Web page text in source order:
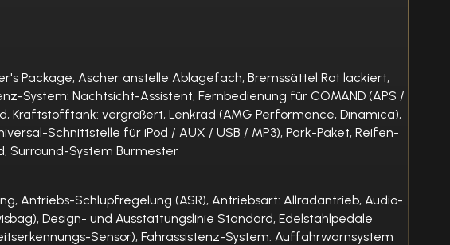
Package, Ascher anstelle Ablagefach, Bremssättel Rot lackiert,
System: Nachtsicht-Assistent, Fernbedienung für COMAND (APS /
Kraftstofftank: vergrößert, Lenkrad (AMG Performance, Dinamica),
Schnittstelle für iPod / AUX / USB / MP3), Park-Paket, Reifen-
Surround-System Burmester
Antriebs-Schlupfregelung (ASR), Antriebsart: Allradantrieb, Audio-
Design- und Ausstattungslinie Standard, Edelstahlpedale
Sensor), Fahrassistenz-System: Auffahrwarnsystem